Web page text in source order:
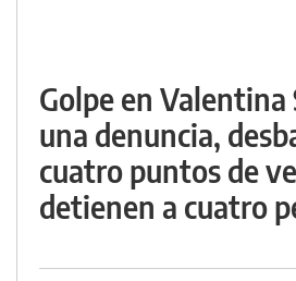
Golpe en Valentina
una denuncia,
cuatro puntos de
detienen a cuatro